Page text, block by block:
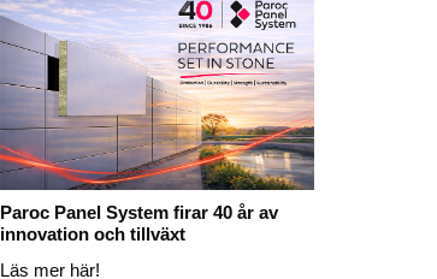
Paroc Panel System firar 40 år av
innovation och tillväxt
Läs mer här!